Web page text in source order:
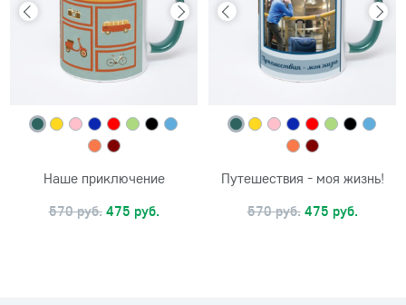
Наше приключение
570 руб. 475 руб.
Путешествия - моя жизнь!
570 руб. 475 руб.